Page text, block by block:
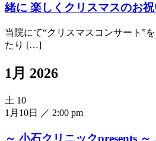
緒に 楽しくクリスマスのお
当院にて“クリスマスコンサート”
たり […]
1月 2026
土 10
1月10日 ／ 2:00 pm
～ 小石クリニックpresents